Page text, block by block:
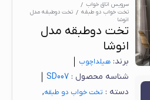
سرویس اتاق خواب
تخت خواب دو طبقه
تخت دوطبقه مدل
انوشا
تخت دوطبقه مدل
انوشا
برند: هیلدا‌چوب
شناسه محصول : SD007
دسته : تخت خواب دو طبقه,